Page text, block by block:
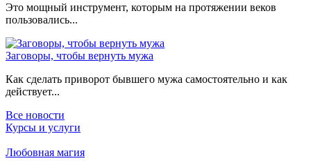
Это мощный инструмент, которым на протяжении веков
пользовались...
Заговоры, чтобы вернуть мужа
Как сделать приворот бывшего мужа самостоятельно и как
действует...
Все новости
Курсы и услуги
Любовная магия